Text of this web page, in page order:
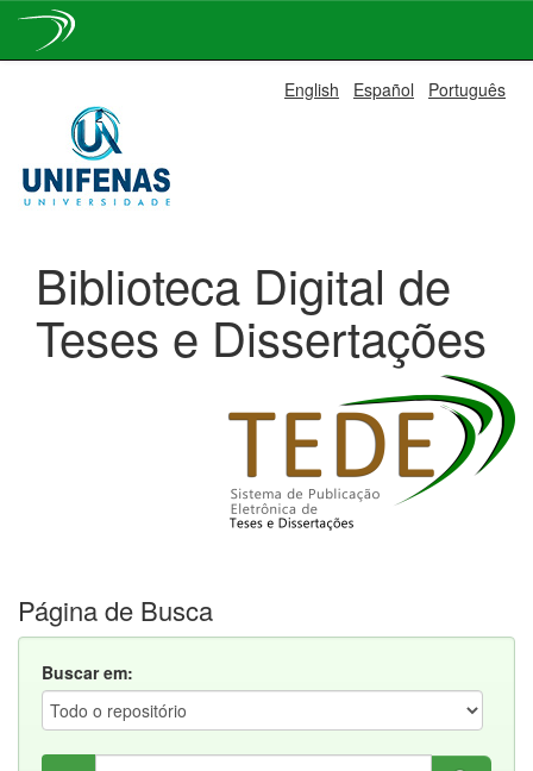
navigation
English Español Português
Biblioteca Digital de
Teses e Dissertações
Página de Busca
Buscar em: